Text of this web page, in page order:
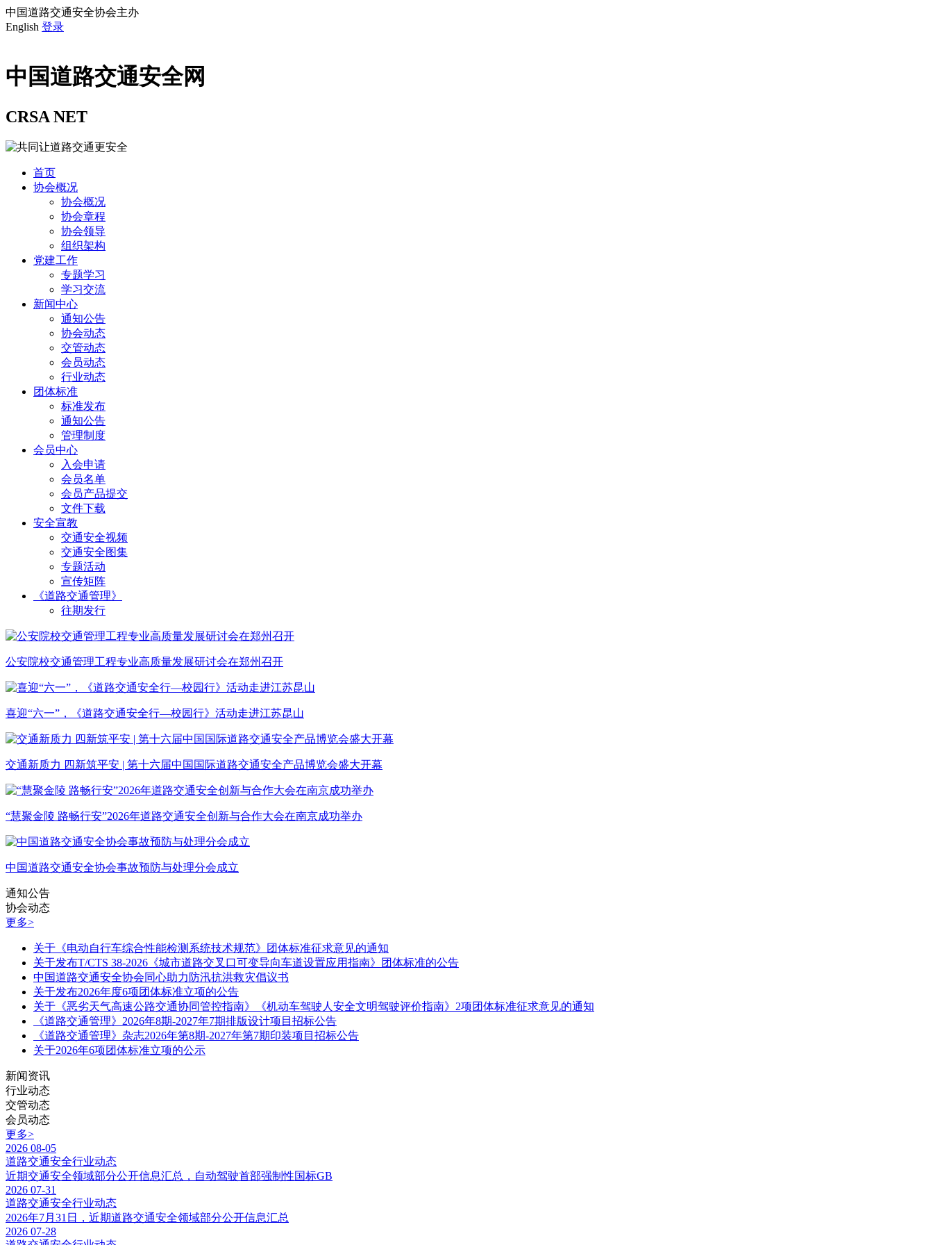
中国道路交通安全协会主办
English 登录
中国道路交通安全网
CRSA NET
首页
协会概况
协会概况
协会章程
协会领导
组织架构
党建工作
专题学习
学习交流
新闻中心
通知公告
协会动态
交管动态
会员动态
行业动态
团体标准
标准发布
通知公告
管理制度
会员中心
入会申请
会员名单
会员产品提交
文件下载
安全宣教
交通安全视频
交通安全图集
专题活动
宣传矩阵
《道路交通管理》
往期发行
公安院校交通管理工程专业高质量发展研讨会在郑州召开
喜迎“六一”，《道路交通安全行—校园行》活动走进江苏昆山
交通新质力 四新筑平安 | 第十六届中国国际道路交通安全产品博览会盛大开幕
“慧聚金陵 路畅行安”2026年道路交通安全创新与合作大会在南京成功举办
中国道路交通安全协会事故预防与处理分会成立
通知公告
协会动态
更多>
关于《电动自行车综合性能检测系统技术规范》团体标准征求意见的通知
关于发布T/CTS 38-2026《城市道路交叉口可变导向车道设置应用指南》团体标准的公告
中国道路交通安全协会同心助力防汛抗洪救灾倡议书
关于发布2026年度6项团体标准立项的公告
关于《恶劣天气高速公路交通协同管控指南》《机动车驾驶人安全文明驾驶评价指南》2项团体标准征求意见的通知
《道路交通管理》2026年8期-2027年7期排版设计项目招标公告
《道路交通管理》杂志2026年第8期-2027年第7期印装项目招标公告
关于2026年6项团体标准立项的公示
新闻资讯
行业动态
交管动态
会员动态
更多>
2026 08-05
道路交通安全行业动态
近期交通安全领域部分公开信息汇总，自动驾驶首部强制性国标GB
2026 07-31
道路交通安全行业动态
2026年7月31日，近期道路交通安全领域部分公开信息汇总
2026 07-28